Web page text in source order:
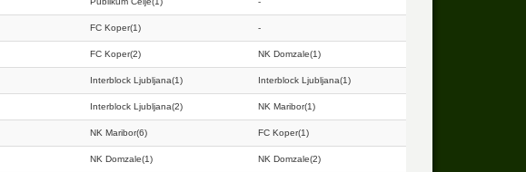
FC Koper(1) -
FC Koper(2) NK Domzale(1)
Interblock Ljubljana(1) Interblock Ljubljana(1)
Interblock Ljubljana(2) NK Maribor(1)
NK Maribor(6) FC Koper(1)
NK Domzale(1) NK Domzale(2)